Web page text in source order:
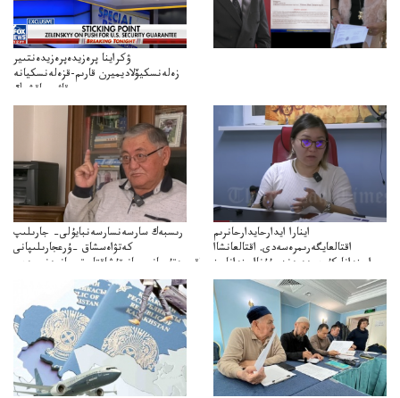
ۋكراينا پرەزيدەپرەزيدەنتىير
زەلەنسكيۆلاديميرن قارىم-قزەلەنسكيانە
قاۋىپساقشىك
كپەنلدىكقارىمتۋرالىقاتىناسىىلدىردىجانەقاۋىپسىزدىككەپىلدىكتەرىتۋرالىپىكىرءبىلدىردى
رىسبەك سارسەنسارسەنبايۇلى– جارىلىپ
كەتۋاەسشاق –ۇرعجارىلىپانى
قۇشاكەتۋگەتىرعانمشاقبىردتۇرعانبومبانىقۇشاقتاپوتىرعانمەنبىردەي
اينارا ايدارحايدارحانرىم
اقتالعايگەرىمرەسەدى. اقتالعانشاا
ارىزدانامكۇرەسەدىەندىبۇۇناارىزدانامىز